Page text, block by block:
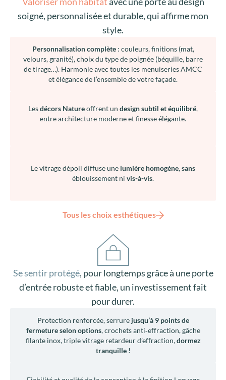
soigné, personnalisée et durable, qui affirme mon
style.
Personnalisation complète: couleurs, finitions (mat,
velours, granité), choix du type de poignée (béquille, barre
de tirage…). Harmonie avec toutes les menuiseries AMCC
et élégance de l’ensemble de votre façade.
Lesdécors Natureoffrent un design subtil et équilibré,
entre architecture moderne et finesse élégante.
Le vitrage dépoli diffuse une lumière homogène,sans
éblouissement ni vis-à-vis.
Tous les choix esthétiques
Se sentir protégé, pour longtemps grâce à une porte
d’entrée robuste et fiable, un investissement fait
pour durer.
Protection renforcée, serrure jusqu’à 9 points de
fermeture selon options, crochets anti‑effraction, gâche
filante inox, triple vitrage retardeur d’effraction,dormez
tranquille!